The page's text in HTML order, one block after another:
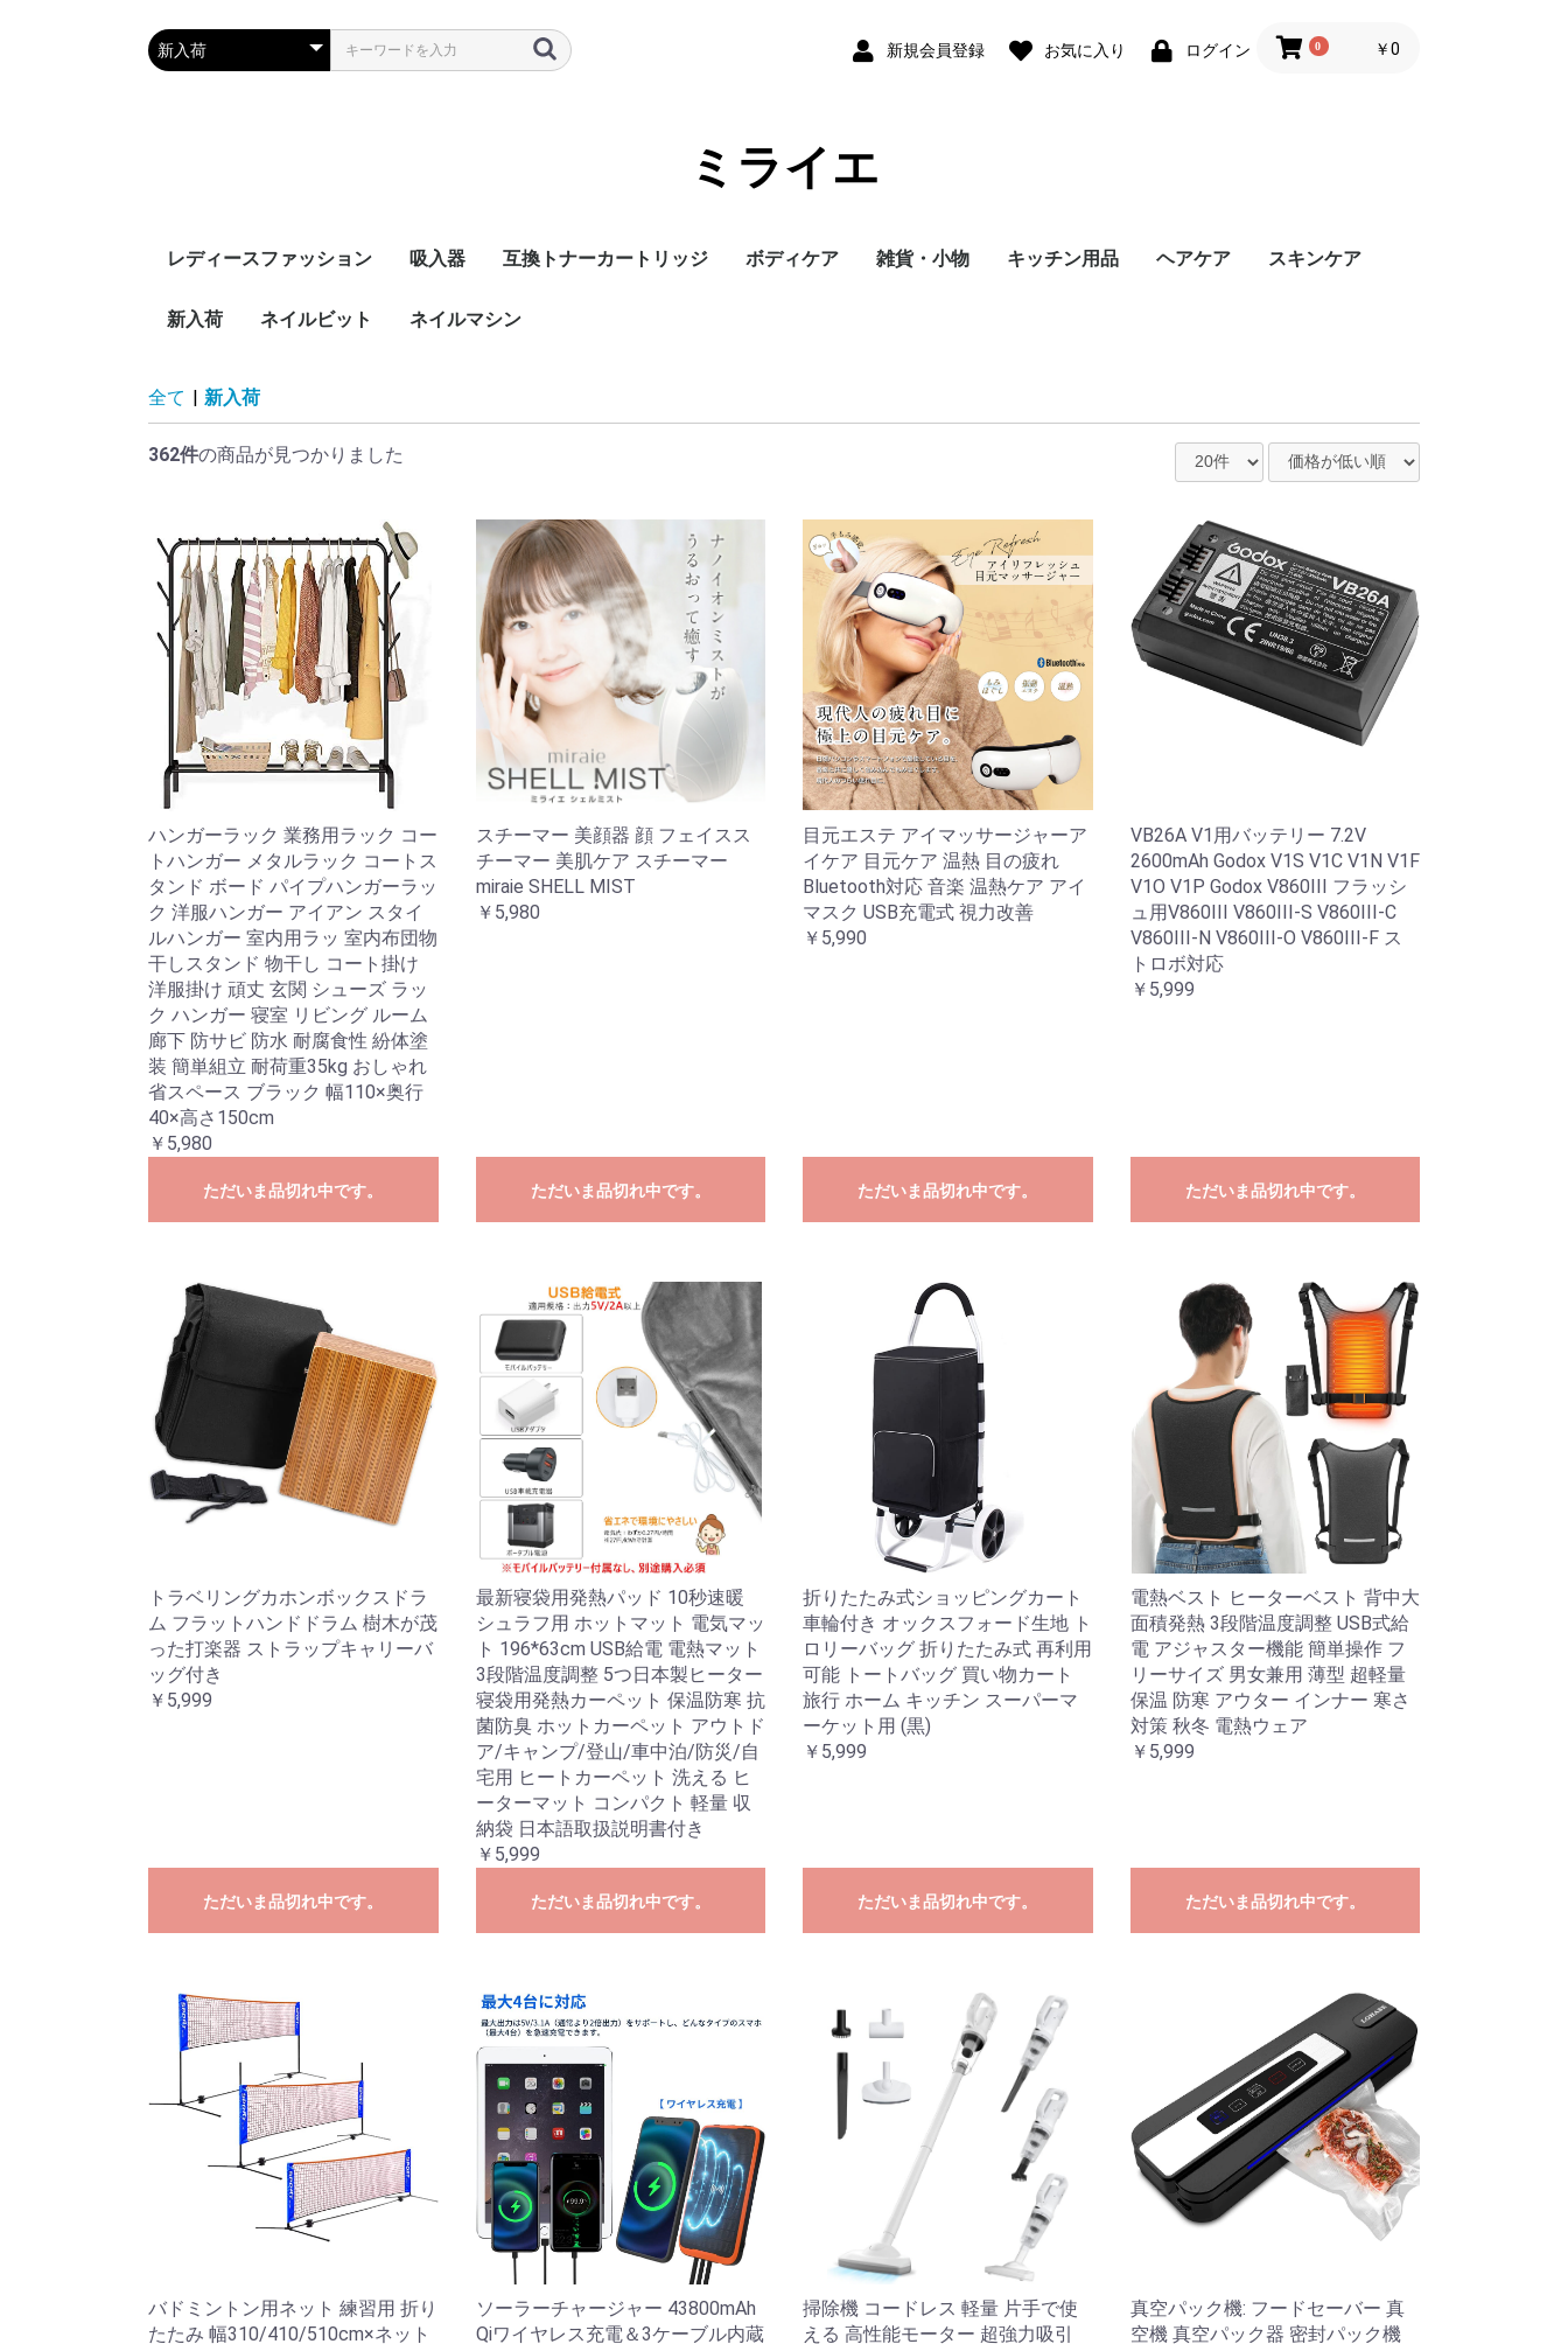
新規会員登録 お気に入り ログイン 0 ￥0
ミライエ
レディースファッション 吸入器 互換トナーカートリッジ ボディケア 雑貨・小物 キッチン用品 ヘアケア スキンケア
新入荷 ネイルビット ネイルマシン
全て | 新入荷
362件の商品が見つかりました
ハンガーラック 業務用ラック コー
トハンガー メタルラック コートス
タンド ボード パイプハンガーラッ
ク 洋服ハンガー アイアン スタイ
ルハンガー 室内用ラッ 室内布団物
干しスタンド 物干し コート掛け
洋服掛け 頑丈 玄関 シューズ ラッ
ク ハンガー 寝室 リビング ルーム
廊下 防サビ 防水 耐腐食性 紛体塗
装 簡単組立 耐荷重35kg おしゃれ
省スペース ブラック 幅110×奥行
40×高さ150cm
￥5,980
ただいま品切れ中です。
スチーマー 美顔器 顔 フェイスス
チーマー 美肌ケア スチーマー
miraie SHELL MIST
￥5,980
ただいま品切れ中です。
目元エステ アイマッサージャーア
イケア 目元ケア 温熱 目の疲れ
Bluetooth対応 音楽 温熱ケア アイ
マスク USB充電式 視力改善
￥5,990
ただいま品切れ中です。
VB26A V1用バッテリー 7.2V
2600mAh Godox V1S V1C V1N V1F
V1O V1P Godox V860III フラッシ
ュ用V860III V860III-S V860III-C
V860III-N V860III-O V860III-F ス
トロボ対応
￥5,999
ただいま品切れ中です。
トラベリングカホンボックスドラ
ム フラットハンドドラム 樹木が茂
った打楽器 ストラップキャリーバ
ッグ付き
￥5,999
ただいま品切れ中です。
最新寝袋用発熱パッド 10秒速暖
シュラフ用 ホットマット 電気マッ
ト 196*63cm USB給電 電熱マット
3段階温度調整 5つ日本製ヒーター
寝袋用発熱カーペット 保温防寒 抗
菌防臭 ホットカーペット アウトド
ア/キャンプ/登山/車中泊/防災/自
宅用 ヒートカーペット 洗える ヒ
ーターマット コンパクト 軽量 収
納袋 日本語取扱説明書付き
￥5,999
ただいま品切れ中です。
折りたたみ式ショッピングカート
車輪付き オックスフォード生地 ト
ロリーバッグ 折りたたみ式 再利用
可能 トートバッグ 買い物カート
旅行 ホーム キッチン スーパーマ
ーケット用 (黒)
￥5,999
ただいま品切れ中です。
電熱ベスト ヒーターベスト 背中大
面積発熱 3段階温度調整 USB式給
電 アジャスター機能 簡単操作 フ
リーサイズ 男女兼用 薄型 超軽量
保温 防寒 アウター インナー 寒さ
対策 秋冬 電熱ウェア
￥5,999
ただいま品切れ中です。
バドミントン用ネット 練習用 折り
たたみ 幅310/410/510cm×ネット
ソーラーチャージャー 43800mAh
Qiワイヤレス充電＆3ケーブル内蔵
掃除機 コードレス 軽量 片手で使
える 高性能モーター 超強力吸引
真空パック機: フードセーバー 真
空機 真空パック器 密封パック機